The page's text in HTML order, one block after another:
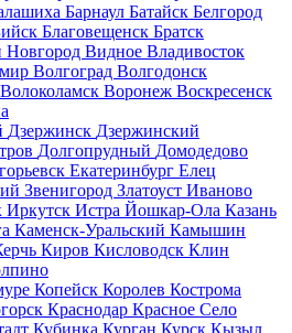
Барнаул Батайск Белгород
Благовещенск Братск
Новгород Видное Владивосток
Волгоград Волгодонск
Волоколамск Воронеж Воскресенск
Дзержинск Дзержинский
Долгопрудный Домодедово
Екатеринбург Елец
Звенигород Златоуст Иваново
Иркутск Истра Йошкар-Ола Казань
Каменск-Уральский Камышин
Киров Кисловодск Клин
Копейск Королев Кострома
Краснодар Красное Село
Кубинка Курган Курск Кызыл